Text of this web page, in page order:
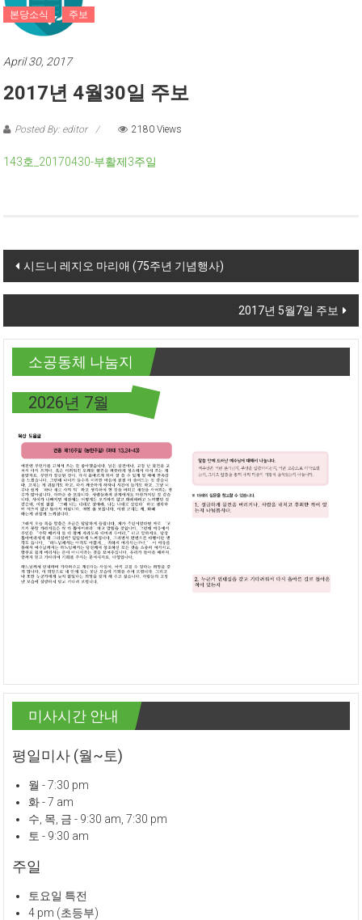
본당소식 주보
April 30, 2017
2017년 4월30일 주보
Posted By: editor 2180 Views
143호_20170430-부활제3주일
Post navigation
시드니 레지오 마리애 (75주년 기념행사)
2017년 5월7일 주보
소공동체 나눔지
2026년 7월
미사시간 안내
평일미사 (월~토)
월 - 7:30 pm
화 - 7 am
수, 목, 금 - 9:30 am, 7:30 pm
토 - 9:30 am
주일
토요일 특전
4 pm (초등부)